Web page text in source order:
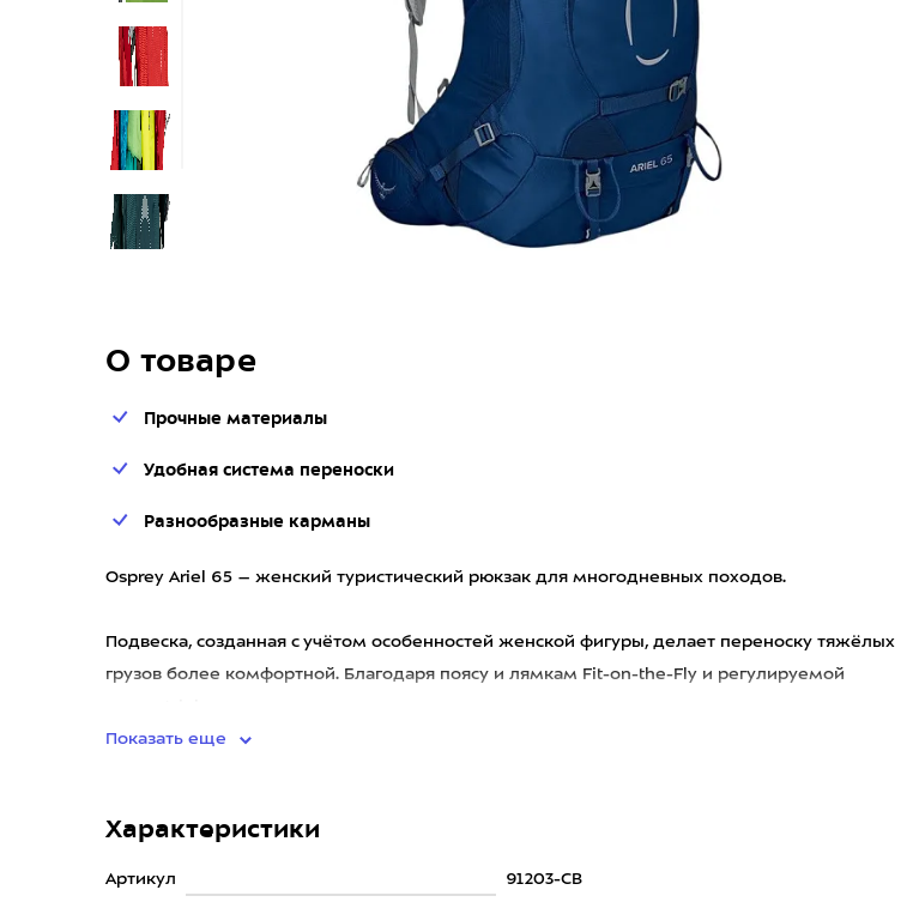
О товаре
Прочные материалы
Удобная система переноски
Разнообразные карманы
Osprey Ariel 65 – женский туристический рюкзак для многодневных походов.
Подвеска, созданная с учётом особенностей женской фигуры, делает переноску тяжёлых
грузов более комфортной. Благодаря поясу и лямкам Fit-on-the-Fly и регулируемой
Показать еще
Характеристики
Артикул 91203-CB